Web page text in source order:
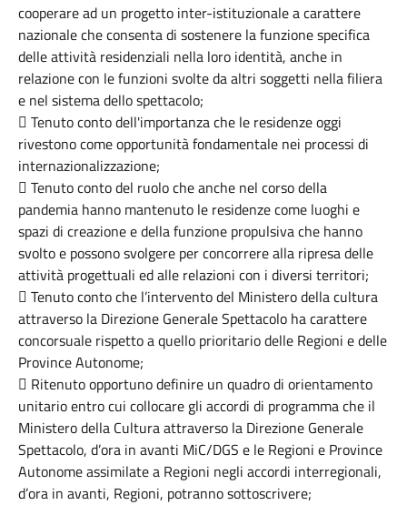
cooperare ad un progetto inter-istituzionale a carattere
nazionale che consenta di sostenere la funzione specifica
delle attività residenziali nella loro identità, anche in
relazione con le funzioni svolte da altri soggetti nella filiera
e nel sistema dello spettacolo;
 Tenuto conto dell'importanza che le residenze oggi
rivestono come opportunità fondamentale nei processi di
internazionalizzazione;
 Tenuto conto del ruolo che anche nel corso della
pandemia hanno mantenuto le residenze come luoghi e
spazi di creazione e della funzione propulsiva che hanno
svolto e possono svolgere per concorrere alla ripresa delle
attività progettuali ed alle relazioni con i diversi territori;
 Tenuto conto che l’intervento del Ministero della cultura
attraverso la Direzione Generale Spettacolo ha carattere
concorsuale rispetto a quello prioritario delle Regioni e delle
Province Autonome;
 Ritenuto opportuno definire un quadro di orientamento
unitario entro cui collocare gli accordi di programma che il
Ministero della Cultura attraverso la Direzione Generale
Spettacolo, d’ora in avanti MiC/DGS e le Regioni e Province
Autonome assimilate a Regioni negli accordi interregionali,
d’ora in avanti, Regioni, potranno sottoscrivere;